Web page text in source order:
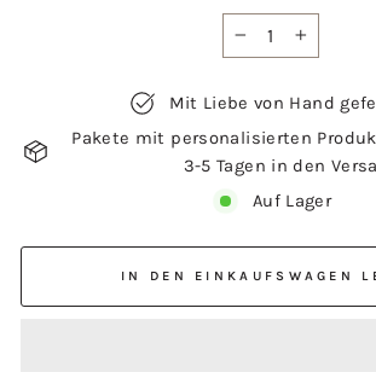
Mit Liebe von Hand
Pakete mit personalisierten
3-5 Tagen in den
Auf Lager
IN DEN EINKAUFSWAGEN